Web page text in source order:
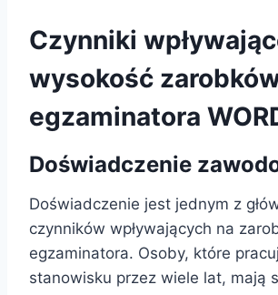
Czynniki
wysokość
egzaminatora
Doświadczenie
Doświadczenie jest jednym z
czynników wpływających na
egzaminatora. Osoby, które
stanowisku przez wiele lat, mają